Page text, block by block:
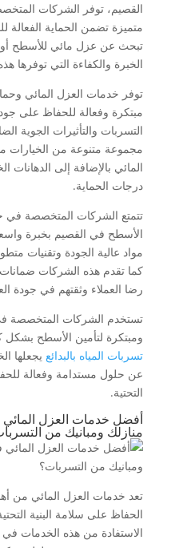
القصيم، توفر الشركات
متميزة تضمن الحماية الفعالة
تبحث عن عزل مائي للأسطح أو
الخبرة والكفاءة التي توفرها
توفر خدمات العزل المائي
مبتكرة وفعالة للحفاظ على
التسربات والتأثيرات الجوية
مجموعة متنوعة من الخيارات
المائي بالإضافة إلى
درجات الحماية.
تتمتع الشركات المتخصصة في
الأسطح في القصيم بخبرة
مواد عالية الجودة وتقنيات
كما تقدم هذه الشركات
رضا العملاء وثقتهم في جودة
تستخدم الشركات المتخصصة
ومبتكرة لتأمين الأسطح بشكل
تسربات المياه بالبدائعيجعلها
عن حلول مستدامة وفعالة
التحتية.
أفضل خدمات العزل
منازلك ومبانيك من
تعد خدمات العزل المائي من
الحفاظ على سلامة البنية
الاستفادة من هذه الخدمات